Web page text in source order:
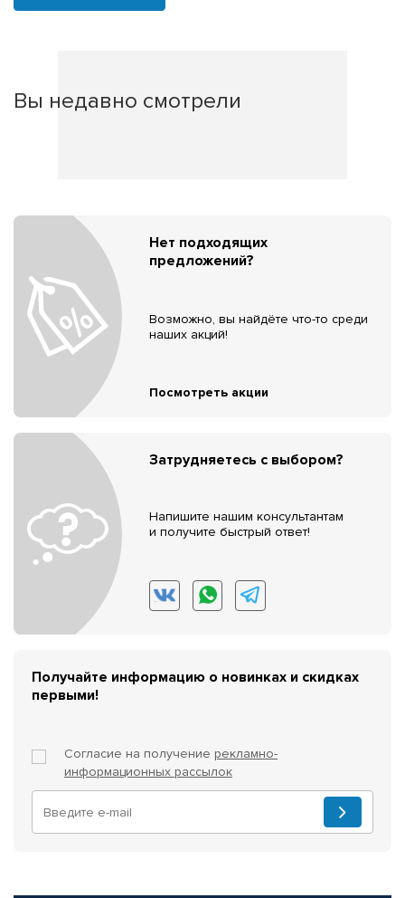
Вы недавно смотрели
Нет подходящих
предложений?
Возможно, вы найдёте что-то среди
наших акций!
Посмотреть акции
Затрудняетесь с выбором?
Напишите нашим консультантам
и получите быстрый ответ!
Получайте информацию о новинках и скидках
первыми!
Согласие на получение рекламно-
информационных рассылок